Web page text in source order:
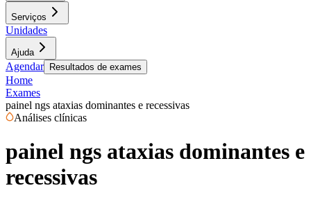
Serviços
Unidades
Ajuda
Agendar Resultados de exames
Home
Exames
painel ngs ataxias dominantes e recessivas
Análises clínicas
painel ngs ataxias dominantes e
recessivas